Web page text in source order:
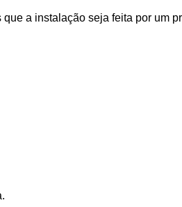
a instalação seja feita por um